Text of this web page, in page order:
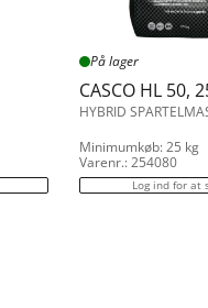
På lager
CASCO HL 50,
HYBRID
Minimumkøb: 25 kg
Varenr.: 254080
Log ind for at